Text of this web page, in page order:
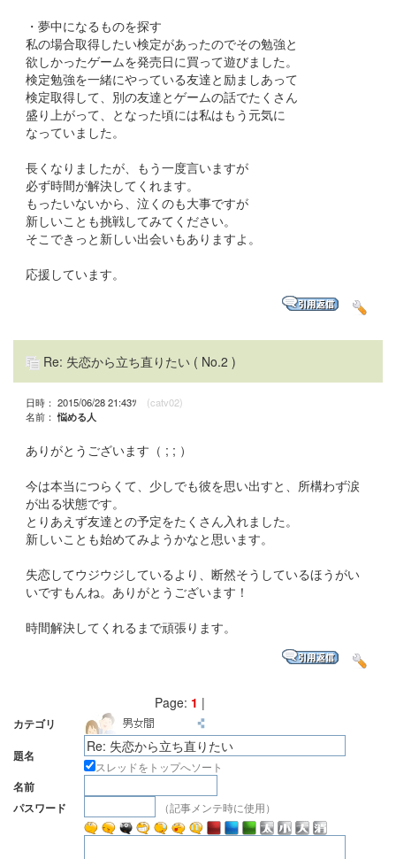
・夢中になるものを探す
私の場合取得したい検定があったのでその勉強と
欲しかったゲームを発売日に買って遊びました。
検定勉強を一緒にやっている友達と励ましあって
検定取得して、別の友達とゲームの話でたくさん
盛り上がって、となった頃には私はもう元気に
なっていました。
長くなりましたが、もう一度言いますが
必ず時間が解決してくれます。
もったいないから、泣くのも大事ですが
新しいことも挑戦してみてください。
そこできっと新しい出会いもありますよ。
応援しています。
Re: 失恋から立ち直りたい ( No.2 )
日時： 2015/06/28 21:43ﾂ (catv02)
名前：悩める人
ありがとうございます（ ; ; ）
今は本当につらくて、少しでも彼を思い出すと、所構わず涙
が出る状態です。
とりあえず友達との予定をたくさん入れました。
新しいことも始めてみようかなと思います。
失恋してウジウジしているより、断然そうしているほうがい
いですもんね。ありがとうございます！
時間解決してくれるまで頑張ります。
Page: 1 |
カテゴリ
題名
スレッドをトップへソート
名前
パスワード
（記事メンテ時に使用）